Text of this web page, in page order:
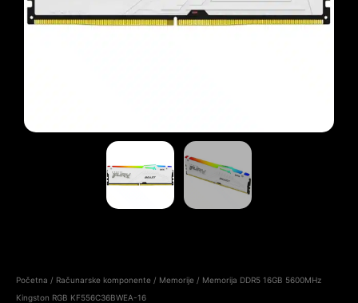
Početna / Računarske komponente / Memorije / Memorija DDR5 16GB 5600MHz
Kingston RGB KF556C36BWEA-16